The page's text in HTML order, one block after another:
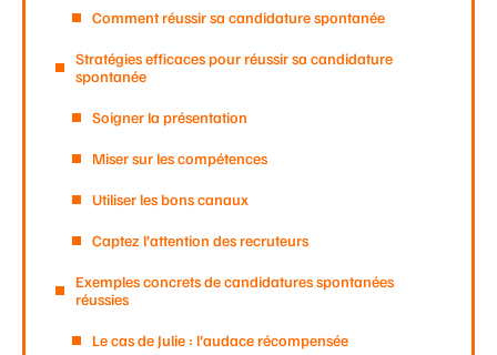
Comment réussir sa candidature spontanée
Stratégies efficaces pour réussir sa candidature
spontanée
Soigner la présentation
Miser sur les compétences
Utiliser les bons canaux
Captez l’attention des recruteurs
Exemples concrets de candidatures spontanées
réussies
Le cas de Julie : l’audace récompensée